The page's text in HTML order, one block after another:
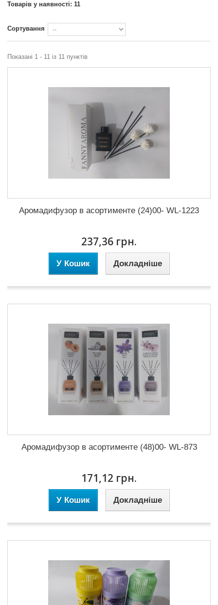
Товарів у наявності: 11
Сортування
Показані 1 - 11 із 11 пунктів
Аромадифузор в асортименте (24)00- WL-1223
237,36 грн.
У Кошик Докладніше
Аромадифузор в асортименте (48)00- WL-873
171,12 грн.
У Кошик Докладніше